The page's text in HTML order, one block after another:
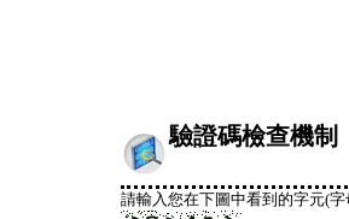
驗證碼檢查機制
請輸入您在下圖中看到的字元(